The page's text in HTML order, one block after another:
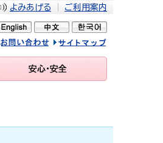
よみあげる ご利用案内
問い合せ イトマップ
安心・安全